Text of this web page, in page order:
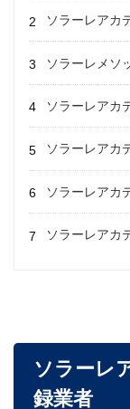
ソラーレアカ
ソラーレメソ
ソラーレアカ
ソラーレアカ
ソラーレアカ
ソラーレアカ
ソラーレ
録業者